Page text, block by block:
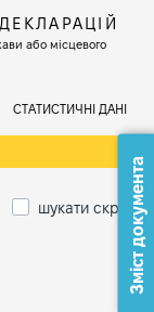
або місцевого
СТАТИСТИЧНІ ДАНІ
шукати скрізьЗміст документа